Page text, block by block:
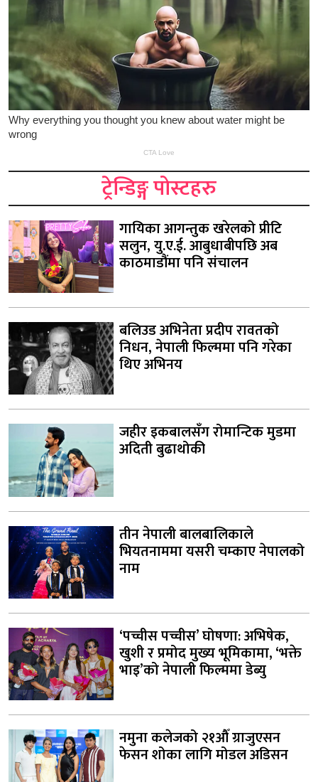
ट्रेन्डिङ्ग पोस्टहरु
गायिका आगन्तुक खरेलको प्रीटि
सलुन, यु.ए.ई. आबुधाबीपछि अब
काठमाडौंमा पनि संचालन
बलिउड अभिनेता प्रदीप रावतको
निधन, नेपाली फिल्ममा पनि गरेका
थिए अभिनय
जहीर इकबालसँग रोमान्टिक मुडमा
अदिती बुढाथोकी
तीन नेपाली बालबालिकाले
भियतनाममा यसरी चम्काए नेपालको
नाम
‘पच्चीस पच्चीस’ घोषणा: अभिषेक,
खुशी र प्रमोद मुख्य भूमिकामा, ‘भक्ते
भाइ’को नेपाली फिल्ममा डेब्यु
नमुना कलेजको २१औँ ग्राजुएसन
फेसन शोका लागि मोडल अडिसन